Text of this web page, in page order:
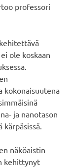
professori
ole koskaan
kokonaisuutena
ja nanotason
näköaistin
kehittynyt